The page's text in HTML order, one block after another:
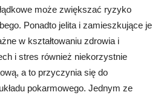
może zwiększać ryzyko
Ponadto jelita i zamieszkujące je
w kształtowaniu zdrowia i
i stres również niekorzystnie
a to przyczynia się do
pokarmowego. Jednym ze